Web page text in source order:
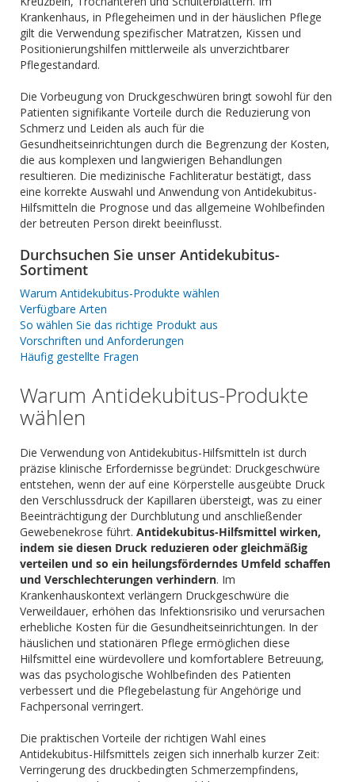
Krankenhaus, in Pflegeheimen und in der häuslichen Pflege
gilt die Verwendung spezifischer Matratzen, Kissen und
Positionierungshilfen mittlerweile als unverzichtbarer
Pflegestandard.
Die Vorbeugung von Druckgeschwüren bringt sowohl für den
Patienten signifikante Vorteile durch die Reduzierung von
Schmerz und Leiden als auch für die
Gesundheitseinrichtungen durch die Begrenzung der Kosten,
die aus komplexen und langwierigen Behandlungen
resultieren. Die medizinische Fachliteratur bestätigt, dass
eine korrekte Auswahl und Anwendung von Antidekubitus-
Hilfsmitteln die Prognose und das allgemeine Wohlbefinden
der betreuten Person direkt beeinflusst.
Durchsuchen Sie unser Antidekubitus-
Sortiment
Warum Antidekubitus-Produkte wählen
Verfügbare Arten
So wählen Sie das richtige Produkt aus
Vorschriften und Anforderungen
Häufig gestellte Fragen
Warum Antidekubitus-Produkte
wählen
Die Verwendung von Antidekubitus-Hilfsmitteln ist durch
präzise klinische Erfordernisse begründet: Druckgeschwüre
entstehen, wenn der auf eine Körperstelle ausgeübte Druck
den Verschlussdruck der Kapillaren übersteigt, was zu einer
Beeinträchtigung der Durchblutung und anschließender
Gewebenekrose führt. Antidekubitus-Hilfsmittel wirken,
indem sie diesen Druck reduzieren oder gleichmäßig
verteilen und so ein heilungsförderndes Umfeld schaffen
und Verschlechterungen verhindern. Im
Krankenhauskontext verlängern Druckgeschwüre die
Verweildauer, erhöhen das Infektionsrisiko und verursachen
erhebliche Kosten für die Gesundheitseinrichtungen. In der
häuslichen und stationären Pflege ermöglichen diese
Hilfsmittel eine würdevollere und komfortablere Betreuung,
was das psychologische Wohlbefinden des Patienten
verbessert und die Pflegebelastung für Angehörige und
Fachpersonal verringert.
Die praktischen Vorteile der richtigen Wahl eines
Antidekubitus-Hilfsmittels zeigen sich innerhalb kurzer Zeit:
Verringerung des druckbedingten Schmerzempfindens,